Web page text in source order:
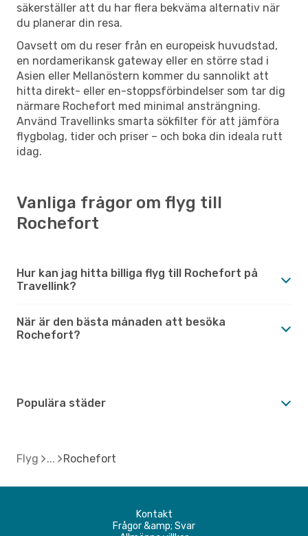
säkerställer att du har flera bekväma alternativ när
du planerar din resa.
Oavsett om du reser från en europeisk huvudstad,
en nordamerikansk gateway eller en större stad i
Asien eller Mellanöstern kommer du sannolikt att
hitta direkt- eller en-stoppsförbindelser som tar dig
närmare Rochefort med minimal ansträngning.
Använd Travellinks smarta sökfilter för att jämföra
flygbolag, tider och priser – och boka din ideala rutt
idag.
Vanliga frågor om flyg till
Rochefort
Hur kan jag hitta billiga flyg till Rochefort på
Travellink?
När är den bästa månaden att besöka
Rochefort?
Populära städer
Flyg Rochefort
Kontakt
Frågor &amp; Svar